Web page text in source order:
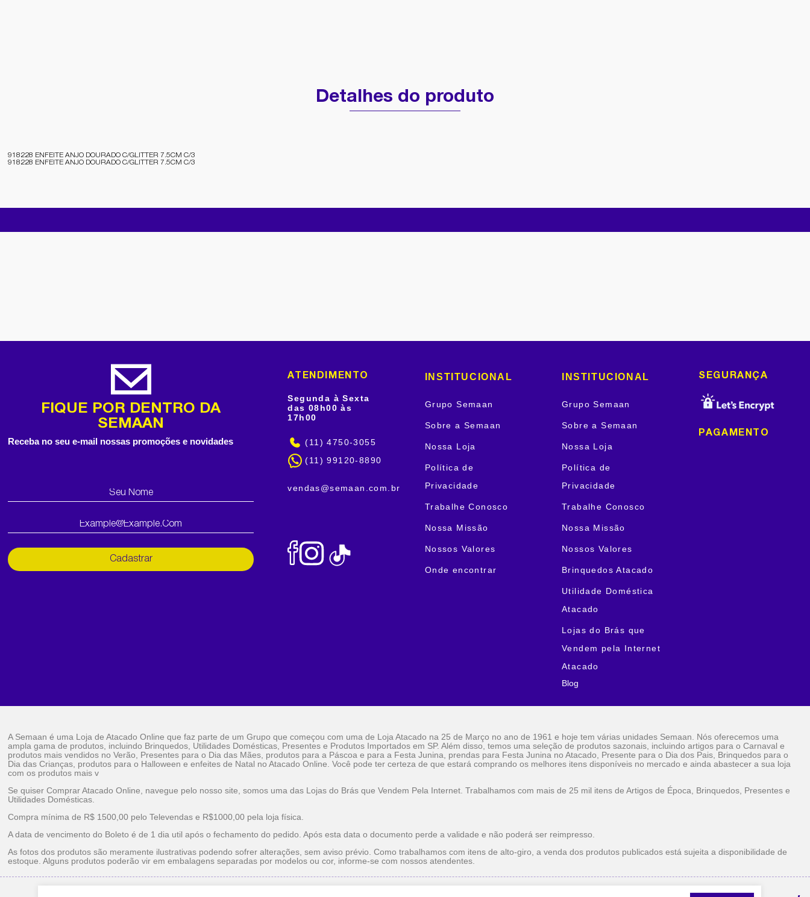
Detalhes do produto
918228 ENFEITE ANJO DOURADO C/GLITTER 7.5CM C/3
918228 ENFEITE ANJO DOURADO C/GLITTER 7.5CM C/3
FIQUE POR DENTRO DA
SEMAAN
Receba no seu e-mail nossas promoções e novidades
Cadastrar
ATENDIMENTO
Segunda à Sexta
das 08h00 às
17h00
(11) 4750-3055
(11) 99120-8890
vendas@semaan.com.br
INSTITUCIONAL
Grupo Semaan
Sobre a Semaan
Nossa Loja
Política de
Privacidade
Trabalhe Conosco
Nossa Missão
Nossos Valores
Onde encontrar
INSTITUCIONAL
Grupo Semaan
Sobre a Semaan
Nossa Loja
Política de
Privacidade
Trabalhe Conosco
Nossa Missão
Nossos Valores
Brinquedos Atacado
Utilidade Doméstica
Atacado
Lojas do Brás que
Vendem pela Internet
Atacado
Blog
SEGURANÇA
PAGAMENTO
A Semaan é uma Loja de Atacado Online que faz parte de um Grupo que começou com uma de Loja Atacado na 25 de Março no ano de 1961 e hoje tem várias unidades Semaan. Nós oferecemos uma
ampla gama de produtos, incluindo Brinquedos, Utilidades Domésticas, Presentes e Produtos Importados em SP. Além disso, temos uma seleção de produtos sazonais, incluindo artigos para o Carnaval e
produtos mais vendidos no Verão, Presentes para o Dia das Mães, produtos para a Páscoa e para a Festa Junina, prendas para Festa Junina no Atacado, Presente para o Dia dos Pais, Brinquedos para o
Dia das Crianças, produtos para o Halloween e enfeites de Natal no Atacado Online. Você pode ter certeza de que estará comprando os melhores itens disponíveis no mercado e ainda abastecer a sua loja
com os produtos mais v
Se quiser Comprar Atacado Online, navegue pelo nosso site, somos uma das Lojas do Brás que Vendem Pela Internet. Trabalhamos com mais de 25 mil itens de Artigos de Época, Brinquedos, Presentes e
Utilidades Domésticas.
Compra mínima de R$ 1500,00 pelo Televendas e R$1000,00 pela loja física.
A data de vencimento do Boleto é de 1 dia util após o fechamento do pedido. Após esta data o documento perde a validade e não poderá ser reimpresso.
As fotos dos produtos são meramente ilustrativas podendo sofrer alterações, sem aviso prévio. Como trabalhamos com itens de alto-giro, a venda dos produtos publicados está sujeita a disponibilidade de
estoque. Alguns produtos poderão vir em embalagens separadas por modelos ou cor, informe-se com nossos atendentes.